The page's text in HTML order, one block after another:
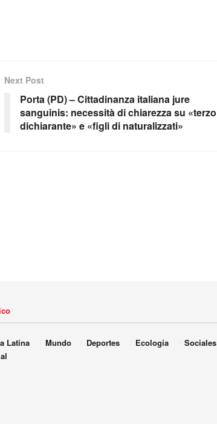
Next Post
Porta (PD) – Cittadinanza italiana jure
sanguinis: necessità di chiarezza su «terzo
dichiarante» e «figli di naturalizzati»
Latina Mundo Deportes Ecología Sociales